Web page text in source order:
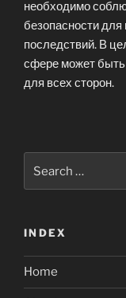
необходимо
безопасности
последствий. В
сфере может
для всех сторон.
for:
INDEX
Home